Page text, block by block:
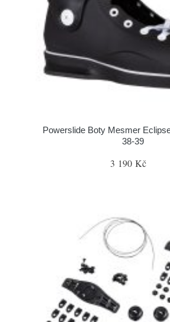
Powerslide Boty Mesmer
38-39
3 190 Kč